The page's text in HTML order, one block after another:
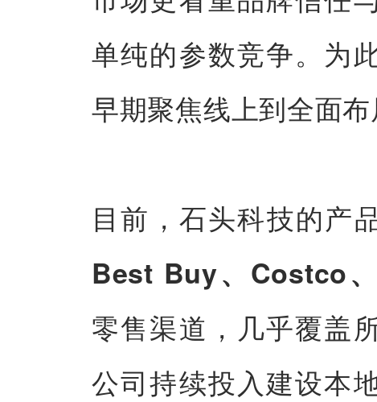
单纯的参数竞争。为
早期聚焦线上到全面布
目前，石头科技的产
Best Buy、Costco
零售渠道，几乎覆盖
公司持续投入建设本